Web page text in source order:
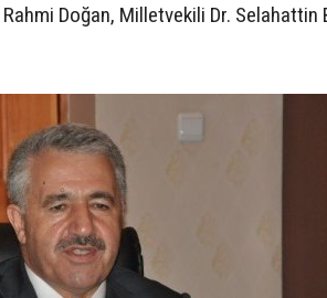
Rahmi Doğan, Milletvekili Dr.